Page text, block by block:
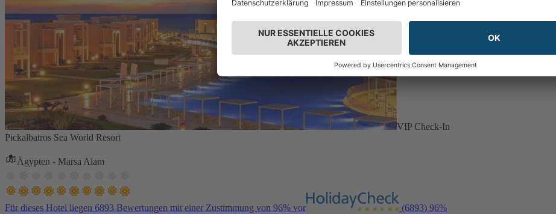
VIP Check-In
Pickalbatros Sea World Resort
Ägypten - Marsa Alam
Für dieses Hotel liegen 6893 Bewertungen mit einer Zustimmung von 96% vor (6893) 96%